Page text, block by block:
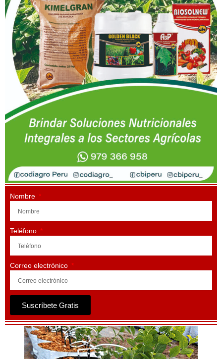
Nombre
Teléfono
Correo electrónico
Suscríbete Gratis